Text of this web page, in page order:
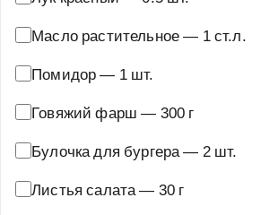
Масло растительное— 1 ст.л.
Помидор— 1 шт.
Говяжий фарш — 300 г
Булочка для бургера— 2 шт.
Листья салата— 30 г